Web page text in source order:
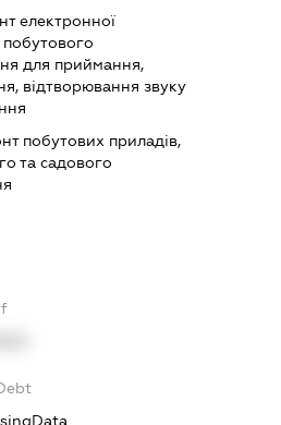
електронної
для приймання,
відтворювання звуку
побутових приладів,
та садового